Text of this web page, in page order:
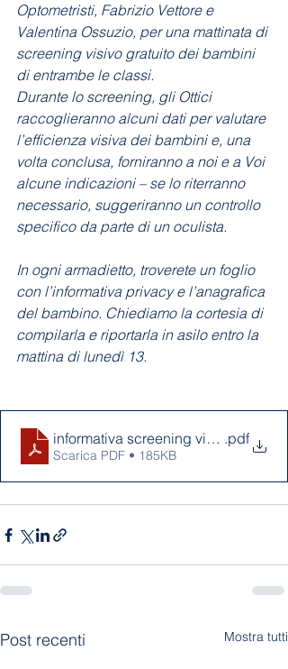
Optometristi, Fabrizio Vettore e
Valentina Ossuzio, per una mattinata di
screening visivo gratuito dei bambini
di entrambe le classi.
Durante lo screening, gli Ottici
raccoglieranno alcuni dati per valutare
l’efficienza visiva dei bambini e, una
volta conclusa, forniranno a noi e a Voi
alcune indicazioni – se lo riterranno
necessario, suggeriranno un controllo
specifico da parte di un oculista.
In ogni armadietto, troverete un foglio
con l’informativa privacy e l’anagrafica
del bambino. Chiediamo la cortesia di
compilarla e riportarla in asilo entro la
mattina di lunedì 13.
informativa screening visivo Vettore
.pdf
Scarica PDF • 185KB
Post recenti Mostra tutti